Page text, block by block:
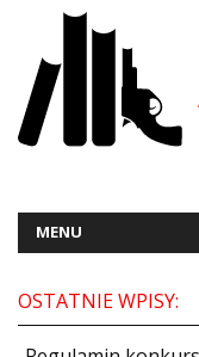
MENU
OSTATNIE WPISY: